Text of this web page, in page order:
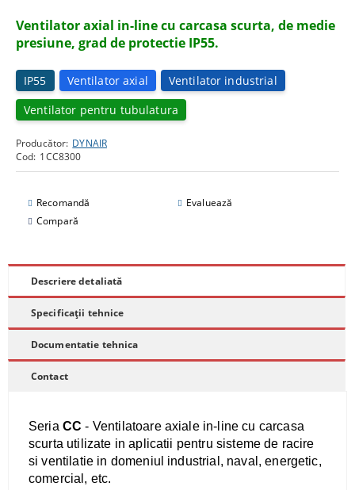
Ventilator axial in-line cu carcasa scurta, de medie
presiune, grad de protectie IP55.
IP55 Ventilator axial
Ventilator industrial
Ventilator pentru tubulatura
Producător: DYNAIR
Cod: 1CC8300
Recomandă
Evaluează
Compară
Descriere detaliată
Specificații tehnice
Documentatie tehnica
Contact
Seria CC - Ventilatoare axiale in-line cu carcasa
scurta utilizate in aplicatii pentru sisteme de racire
si ventilatie in domeniul industrial, naval, energetic,
comercial, etc.